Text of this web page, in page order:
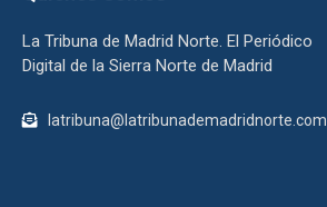
La Tribuna de Madrid Norte. El Periódico
Digital de la Sierra Norte de Madrid
latribuna@latribunademadridnorte.com